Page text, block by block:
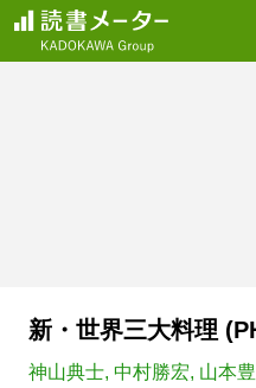
新・世界三大料理
神山典士, 中村勝宏, 山本豊